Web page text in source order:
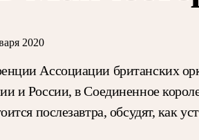
2020
Ассоциации британских
и России, в Соединенное
послезавтра, обсудят,